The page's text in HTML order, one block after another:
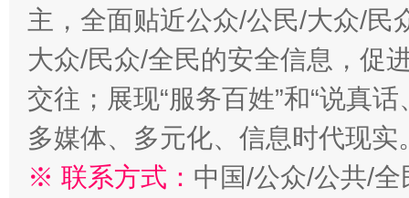
主，全面贴近公众/公民/大众/民
大众/民众/全民的安全信息，促
交往；展现“服务百姓”和“说真
多媒体、多元化、信息时代现实
※ 联系方式： 中国/公众/公共/